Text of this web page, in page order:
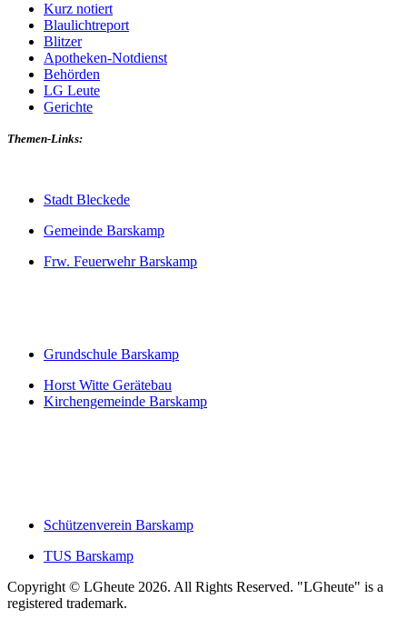
Kurz notiert
Blaulichtreport
Blitzer
Apotheken-Notdienst
Behörden
LG Leute
Gerichte
Themen-Links:
Stadt Bleckede
Gemeinde Barskamp
Frw. Feuerwehr Barskamp
Grundschule Barskamp
Horst Witte Gerätebau
Kirchengemeinde Barskamp
Schützenverein Barskamp
TUS Barskamp
Copyright © LGheute 2026. All Rights Reserved. "LGheute" is a
registered trademark.